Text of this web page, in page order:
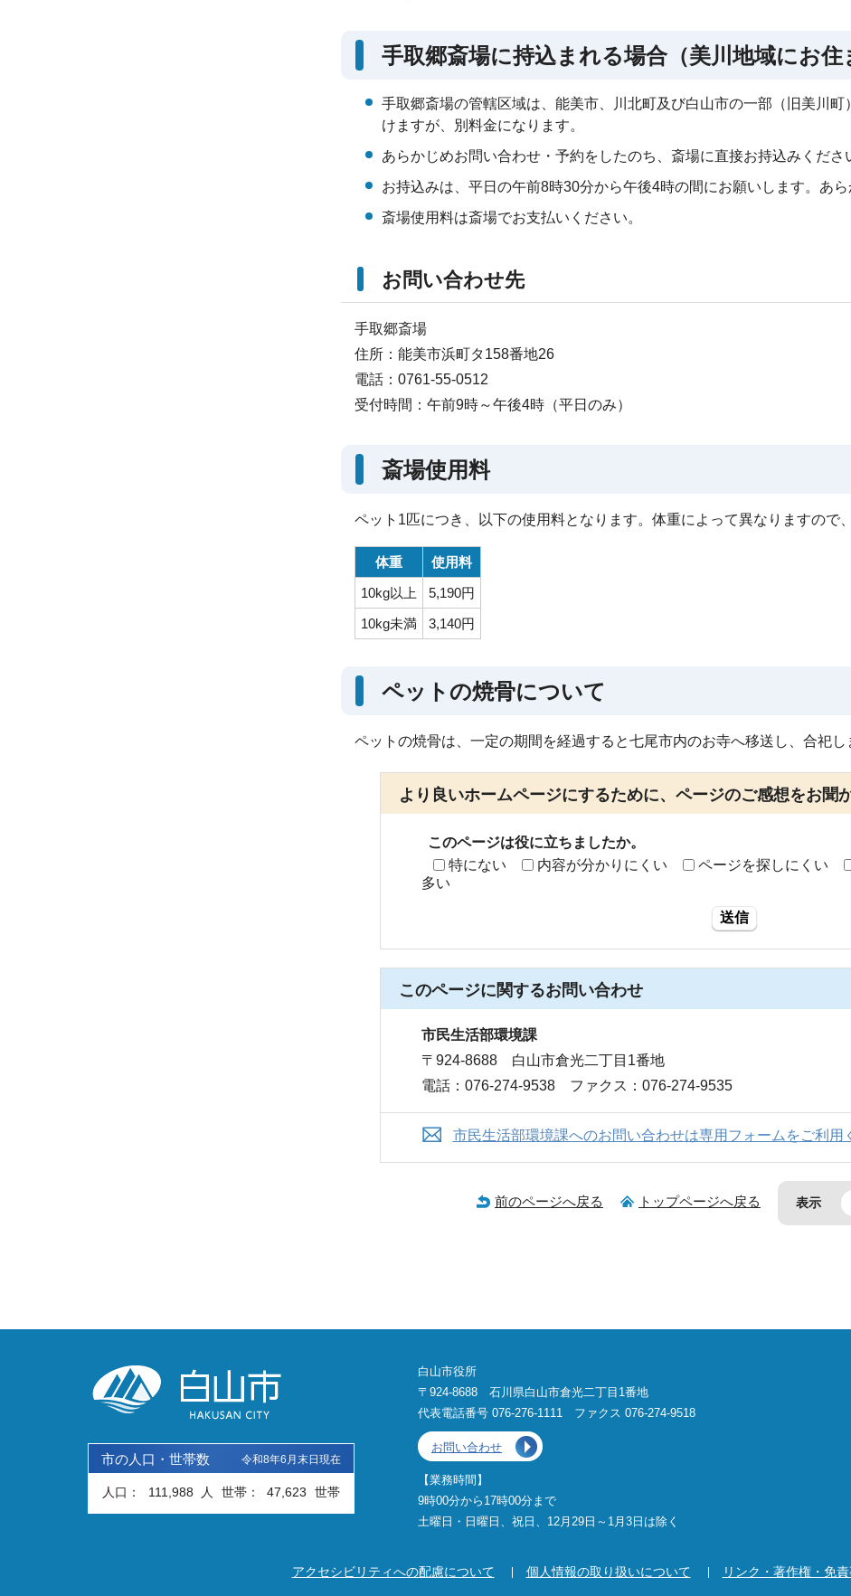
手取郷斎場に持込まれる場合（美川地域にお住
手取郷斎場の管轄区域は、能美市、川北町及び白山市の一部（旧美川
けますが、別料金になります。
あらかじめお問い合わせ・予約をしたのち、斎場に直接お持込みくださ
お持込みは、平日の午前8時30分から午後4時の間にお願いします。あら
斎場使用料は斎場でお支払いください。
お問い合わせ先
手取郷斎場
住所：能美市浜町タ158番地26
電話：0761-55-0512
受付時間：午前9時～午後4時（平日のみ）
斎場使用料
ペット1匹につき、以下の使用料となります。体重によって異なりますので
体重
使用料
10kg以上
5,190円
10kg未満
3,140円
ペットの焼骨について
ペットの焼骨は、一定の期間を経過すると七尾市内のお寺へ移送し、合祀し
より良いホームページにするために、ページのご感想をお聞
このページは役に立ちましたか。
特にない
内容が分かりにくい ページを探しにくい
多い
送信
このページに関するお問い合わせ
市民生活部環境課
〒924-8688 白山市倉光二丁目1番地
電話：076-274-9538 ファクス：076-274-9535
市民生活部環境課へのお問い合わせは専用フォームをご利用
前のページへ戻る トップページへ戻る 表示
市の人口・世帯数 令和8年6月末日現在
人口： 111,988 人 世帯： 47,623 世帯
白山市役所
〒924-8688 石川県白山市倉光二丁目1番地
代表電話番号 076-276-1111 ファクス 076-274-9518
お問い合わせ
【業務時間】
9時00分から17時00分まで
土曜日・日曜日、祝日、12月29日～1月3日は除く
アクセシビリティへの配慮について 個人情報の取り扱いについて リンク・著作権・免